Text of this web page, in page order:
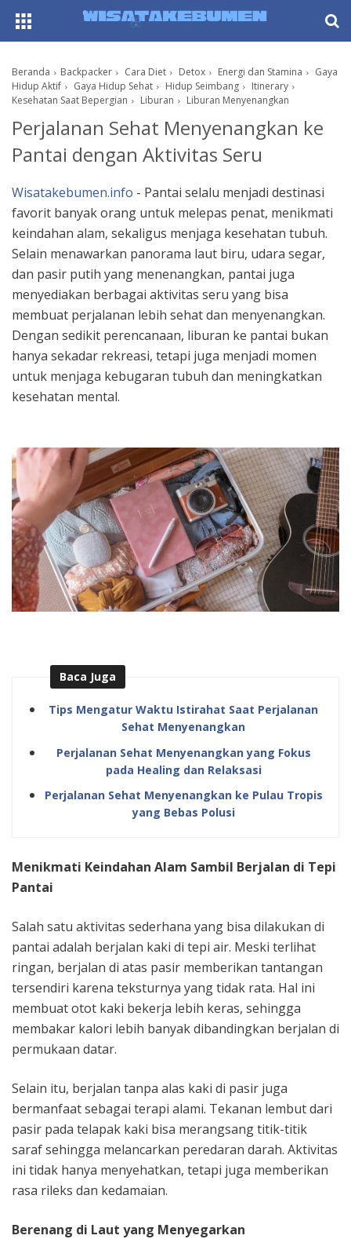
Beranda Backpacker Cara Diet Detox Energi dan Stamina
Gaya
Hidup Aktif
Gaya Hidup Sehat Hidup Seimbang
Itinerary
Kesehatan Saat Bepergian
Liburan Liburan Menyenangkan
Perjalanan Sehat Menyenangkan ke
Pantai dengan Aktivitas Seru
Wisatakebumen.info - Pantai selalu menjadi destinasi
favorit banyak orang untuk melepas penat, menikmati
keindahan alam, sekaligus menjaga kesehatan tubuh.
Selain menawarkan panorama laut biru, udara segar,
dan pasir putih yang menenangkan, pantai juga
menyediakan berbagai aktivitas seru yang bisa
membuat perjalanan lebih sehat dan menyenangkan.
Dengan sedikit perencanaan, liburan ke pantai bukan
hanya sekadar rekreasi, tetapi juga menjadi momen
untuk menjaga kebugaran tubuh dan meningkatkan
kesehatan mental.
Baca Juga
Tips Mengatur Waktu Istirahat Saat Perjalanan
Sehat Menyenangkan
Perjalanan Sehat Menyenangkan yang Fokus
pada Healing dan Relaksasi
Perjalanan Sehat Menyenangkan ke Pulau Tropis
yang Bebas Polusi
Menikmati Keindahan Alam Sambil Berjalan di Tepi
Pantai
Salah satu aktivitas sederhana yang bisa dilakukan di
pantai adalah berjalan kaki di tepi air. Meski terlihat
ringan, berjalan di atas pasir memberikan tantangan
tersendiri karena teksturnya yang tidak rata. Hal ini
membuat otot kaki bekerja lebih keras, sehingga
membakar kalori lebih banyak dibandingkan berjalan di
permukaan datar.
Selain itu, berjalan tanpa alas kaki di pasir juga
bermanfaat sebagai terapi alami. Tekanan lembut dari
pasir pada telapak kaki bisa merangsang titik-titik
saraf sehingga melancarkan peredaran darah. Aktivitas
ini tidak hanya menyehatkan, tetapi juga memberikan
rasa rileks dan kedamaian.
Berenang di Laut yang Menyegarkan